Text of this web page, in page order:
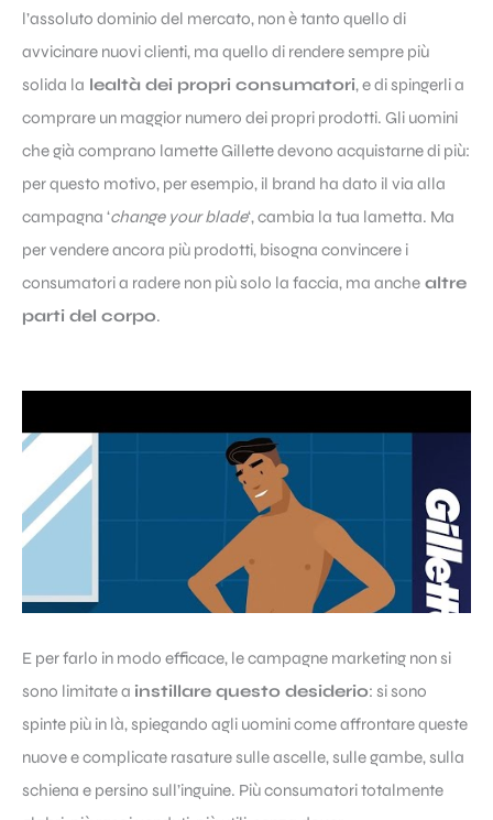
l’assoluto dominio del mercato, non è tanto quello di
avvicinare nuovi clienti, ma quello di rendere sempre più
solida la lealtà dei propri consumatori, e di spingerli a
comprare un maggior numero dei propri prodotti. Gli uomini
che già comprano lamette Gillette devono acquistarne di più:
per questo motivo, per esempio, il brand ha dato il via alla
campagna ‘change your blade‘, cambia la tua lametta. Ma
per vendere ancora più prodotti, bisogna convincere i
consumatori a radere non più solo la faccia, ma anche altre
parti del corpo.
E per farlo in modo efficace, le campagne marketing non si
sono limitate a instillare questo desiderio: si sono
spinte più in là, spiegando agli uomini come affrontare queste
nuove e complicate rasature sulle ascelle, sulle gambe, sulla
schiena e persino sull’inguine. Più consumatori totalmente